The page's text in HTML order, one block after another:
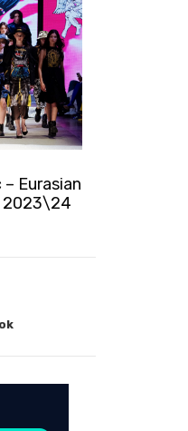
Eurasian
2023\24